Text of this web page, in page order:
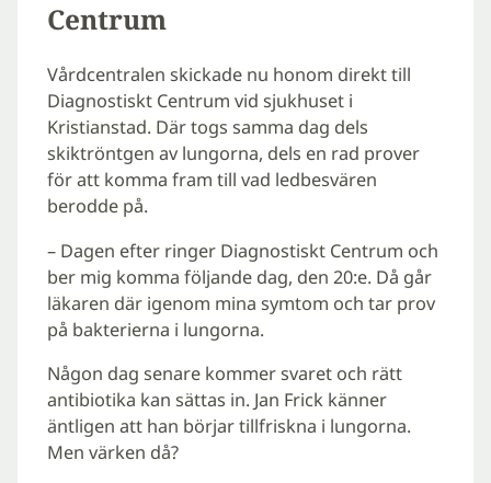
Centrum
Vårdcentralen skickade nu honom direkt till
Diagnostiskt Centrum vid sjukhuset i
Kristianstad. Där togs samma dag dels
skiktröntgen av lungorna, dels en rad prover
för att komma fram till vad ledbesvären
berodde på.
– Dagen efter ringer Diagnostiskt Centrum och
ber mig komma följande dag, den 20:e. Då går
läkaren där igenom mina symtom och tar prov
på bakterierna i lungorna.
Någon dag senare kommer svaret och rätt
antibiotika kan sättas in. Jan Frick känner
äntligen att han börjar tillfriskna i lungorna.
Men värken då?